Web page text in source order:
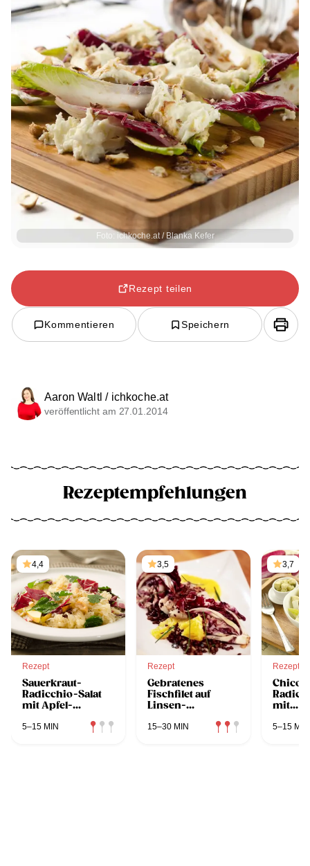
Foto: ichkoche.at / Blanka Kefer
Rezept teilen
Kommentieren Speichern
Aaron Waltl / ichkoche.at
veröffentlicht am 27.01.2014
Rezeptempfehlungen
4,4
Rezept
Sauerkraut-
Radicchio-Salat
mit Apfel-
5–15 MIN
3,5
Rezept
Gebratenes
Fischfilet auf
Linsen-
15–30 MIN
3,7
Rezept
mit
5–15 MIN